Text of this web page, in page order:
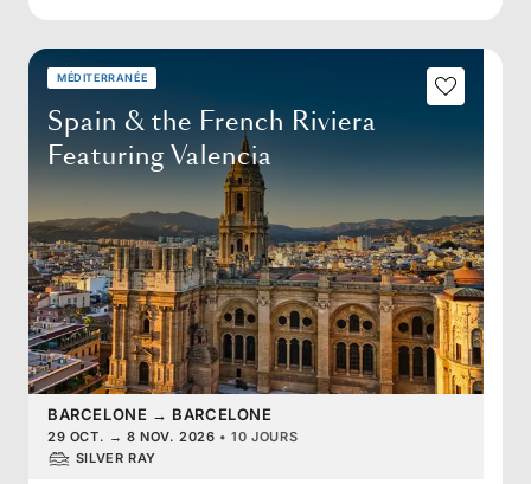
MÉDITERRANÉE
Spain & the French Riviera
Featuring Valencia
BARCELONE → BARCELONE
29 OCT. → 8 NOV. 2026 •10 JOURS
SILVER RAY